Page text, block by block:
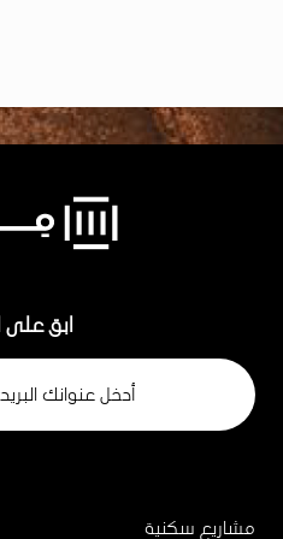
ابق على
مشاريع سكنية